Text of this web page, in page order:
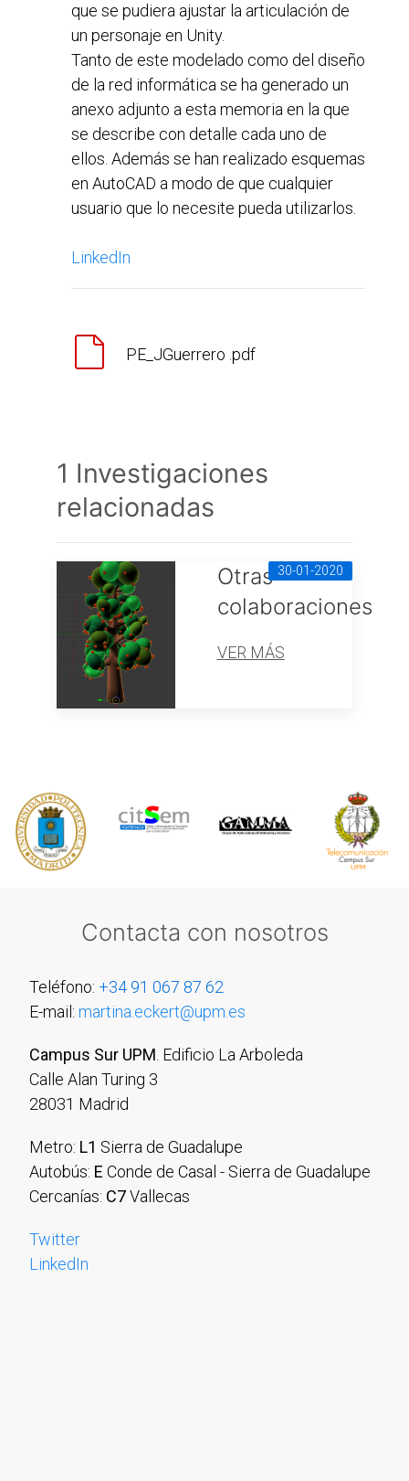
que se pudiera ajustar la articulación de
un personaje en Unity.
Tanto de este modelado como del diseño
de la red informática se ha generado un
anexo adjunto a esta memoria en la que
se describe con detalle cada uno de
ellos. Además se han realizado esquemas
en AutoCAD a modo de que cualquier
usuario que lo necesite pueda utilizarlos.
LinkedIn
PE_JGuerrero .pdf
1 Investigaciones
relacionadas
30-01-2020
Otras
colaboraciones
VER MÁS
Contacta con nosotros
Teléfono: +34 91 067 87 62
E-mail: martina.eckert@upm.es
Campus Sur UPM . Edificio La Arboleda
Calle Alan Turing 3
28031 Madrid
Metro: L1 Sierra de Guadalupe
Autobús: E Conde de Casal - Sierra de Guadalupe
Cercanías: C7Vallecas
Twitter
LinkedIn